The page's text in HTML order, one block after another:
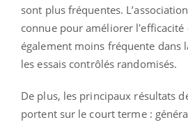
sont plus fréquentes.
connue pour améliorer l'efficacité
également moins fréquente dans
les essais contrôlés randomisés.
De plus, les principaux résultats
portent sur le court terme :